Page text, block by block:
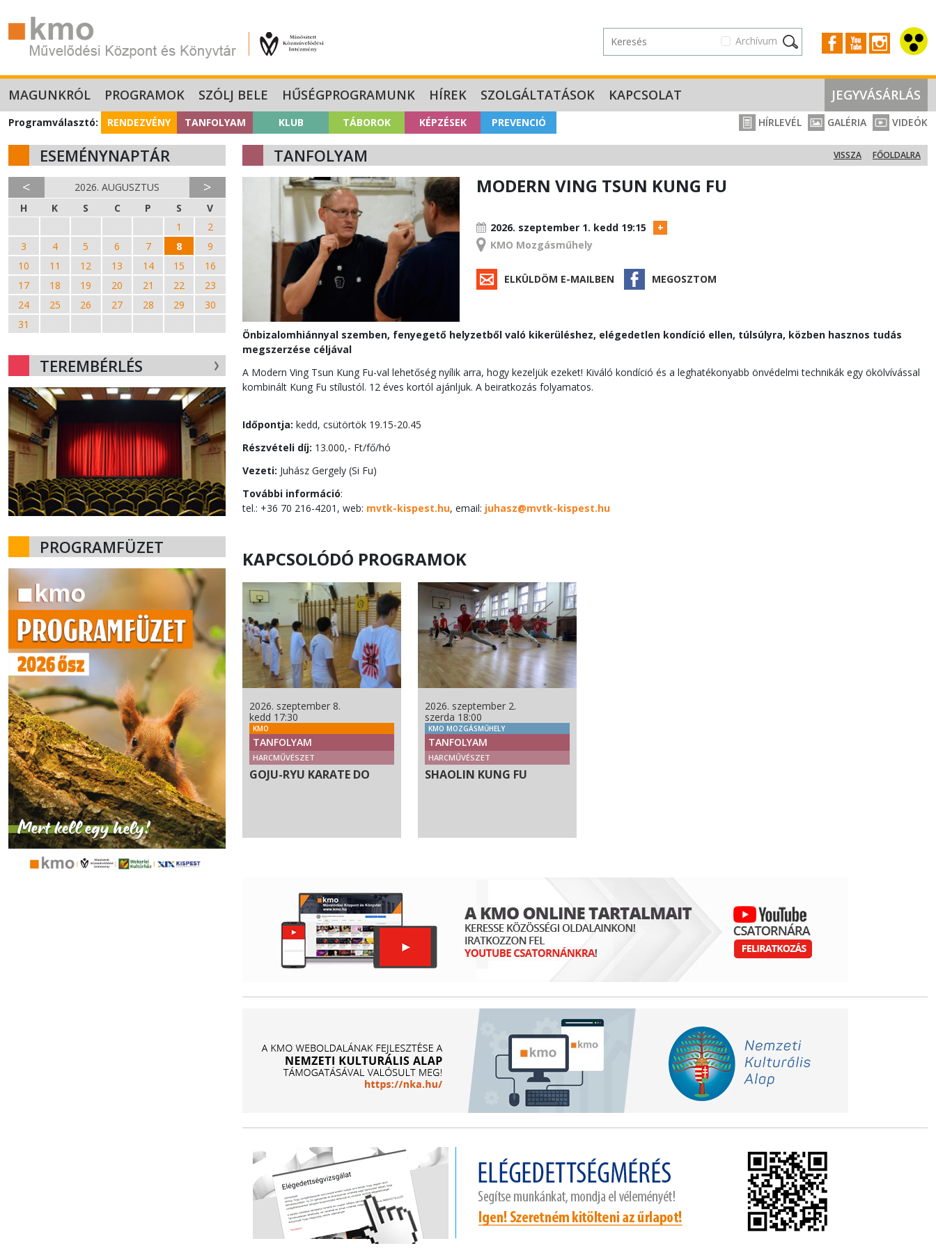
Archívum
MAGUNKRÓL PROGRAMOK SZÓLJ BELE HŰSÉGPROGRAMUNK HÍREK SZOLGÁLTATÁSOK KAPCSOLAT JEGYVÁSÁRLÁS
Programválasztó: RENDEZVÉNY TANFOLYAM KLUB TÁBOROK KÉPZÉSEK PREVENCIÓ HÍRLEVÉL GALÉRIA VIDEÓK
ESEMÉNYNAPTÁR
< 2026. AUGUSZTUS >
H K S C P S
V
1
2
3
4 5 6 7 8
9
10
11 12 13 14 15
16
17
18 19 20 21 22
23
24
25 26 27 28 29
30
31
TEREMBÉRLÉS
PROGRAMFÜZET
TANFOLYAM FŐOLDALRA
VISSZA
MODERN VING TSUN KUNG FU
2026. szeptember 1. kedd 19:15
KMO Mozgásműhely
ELKÜLDÖM E-MAILBEN MEGOSZTOM
Önbizalomhiánnyal szemben, fenyegető helyzetből való kikerüléshez, elégedetlen kondíció ellen, túlsúlyra, közben hasznos tudás
megszerzése céljával
A Modern Ving Tsun Kung Fu-val lehetőség nyílik arra, hogy kezeljük ezeket! Kiváló kondíció és a leghatékonyabb önvédelmi technikák egy ökölvívással
kombinált Kung Fu stílustól. 12 éves kortól ajánljuk. A beiratkozás folyamatos.
Időpontja: kedd, csütörtök 19.15-20.45
Részvételi díj: 13.000,- Ft/fő/hó
Vezeti: Juhász Gergely (Si Fu)
További információ:
tel.: +36 70 216-4201, web: mvtk-kispest.hu, email: juhasz@mvtk-kispest.hu
KAPCSOLÓDÓ PROGRAMOK
2026. szeptember 8.
kedd 17:30
KMO
TANFOLYAM
HARCMŰVÉSZET
GOJU-RYU KARATE DO
2026. szeptember 2.
szerda 18:00
KMO MOZGÁSMŰHELY
TANFOLYAM
HARCMŰVÉSZET
SHAOLIN KUNG FU